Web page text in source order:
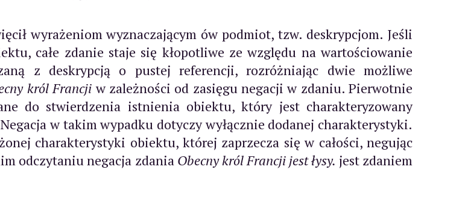
wyrażeniom wyznaczającym ów podmiot, tzw. deskrypcjom. Jeśli
całe zdanie staje się kłopotliwe ze względu na wartościowanie
z deskrypcją o pustej referencji, rozróżniając dwie możliwe
król Francji w zależności od zasięgu negacji w zdaniu. Pierwotnie
do stwierdzenia istnienia obiektu, który jest charakteryzowany
w takim wypadku dotyczy wyłącznie dodanej charakterystyki.
charakterystyki obiektu, której zaprzecza się w całości, negując
odczytaniu negacja zdania Obecny król Francji jest łysy. jest zdaniem